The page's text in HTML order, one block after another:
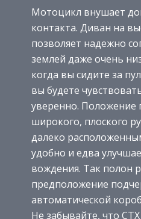
Мотоцикл внушает
контакта. Диван на
позволяет надежно
землей даже очень
когда вы сидите за
вы будете
уверенно. Положение
широкого, плоского
далеко
удобно и едва
вождения. Так полон
предположение
автоматической
Не забывайте, что